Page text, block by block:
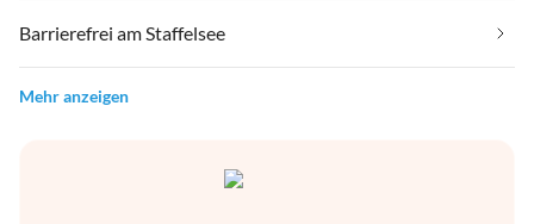
Barrierefrei am Staffelsee
Mehr anzeigen